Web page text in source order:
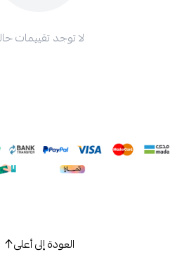
لا توجد تقييمات
العودة إلى أعلى